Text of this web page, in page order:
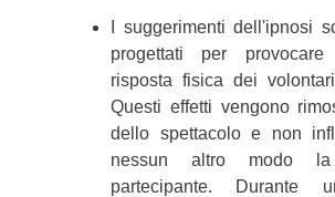
I suggerimenti dell'ipnosi
progettati per
risposta fisica dei
Questi effetti vengono
dello spettacolo e non
nessun altro modo
partecipante. Durante